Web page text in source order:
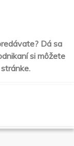
Dá sa
si môžete